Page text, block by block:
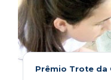
Prêmio Trote da